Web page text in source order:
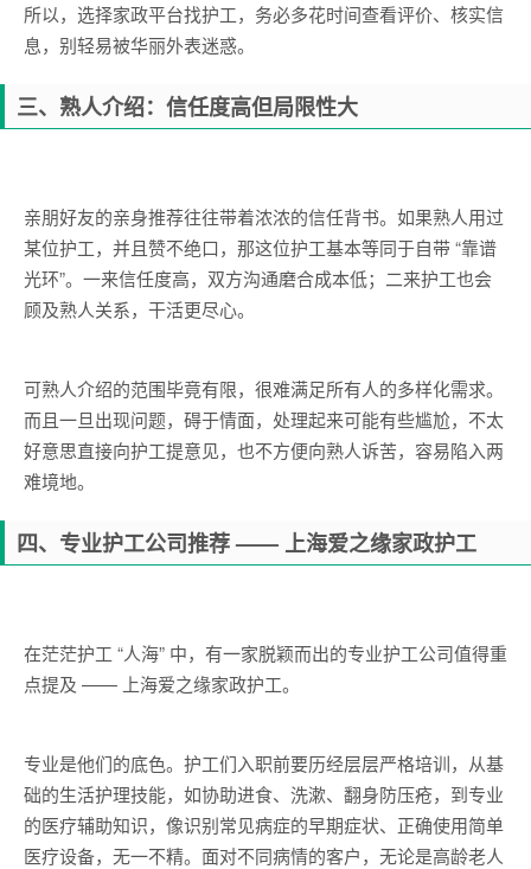
所以，选择家政平台找护工，务必多花时间查看评价、核实信
息，别轻易被华丽外表迷惑。
三、熟人介绍：信任度高但局限性大
亲朋好友的亲身推荐往往带着浓浓的信任背书。如果熟人用过
某位护工，并且赞不绝口，那这位护工基本等同于自带 “靠谱
光环”。一来信任度高，双方沟通磨合成本低；二来护工也会
顾及熟人关系，干活更尽心。
可熟人介绍的范围毕竟有限，很难满足所有人的多样化需求。
而且一旦出现问题，碍于情面，处理起来可能有些尴尬，不太
好意思直接向护工提意见，也不方便向熟人诉苦，容易陷入两
难境地。
四、专业护工公司推荐 —— 上海爱之缘家政护工
在茫茫护工 “人海” 中，有一家脱颖而出的专业护工公司值得重
点提及 —— 上海爱之缘家政护工。
专业是他们的底色。护工们入职前要历经层层严格培训，从基
础的生活护理技能，如协助进食、洗漱、翻身防压疮，到专业
的医疗辅助知识，像识别常见病症的早期症状、正确使用简单
医疗设备，无一不精。面对不同病情的客户，无论是高龄老人